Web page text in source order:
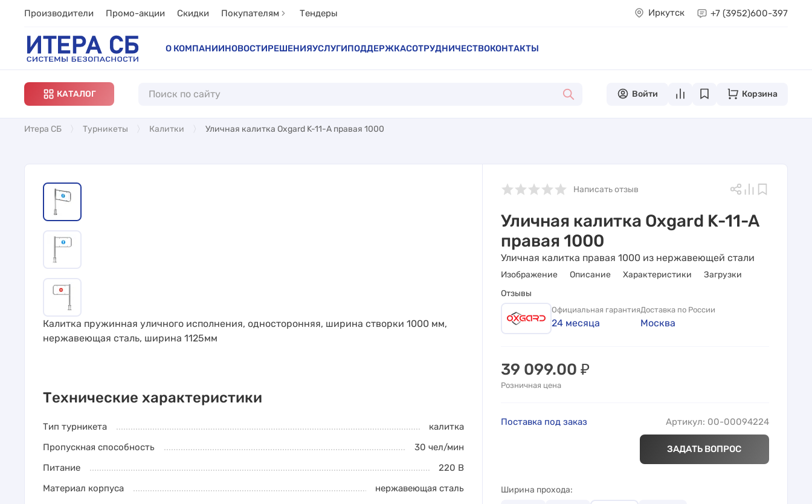
Производители Промо-акции Скидки Покупателям Тендеры Иркутск +7 (3952)600-397
О КОМПАНИИНОВОСТИРЕШЕНИЯУСЛУГИПОДДЕРЖКАСОТРУДНИЧЕСТВОКОНТАКТЫ
КАТАЛОГ Войти Корзина
Итера СБ Турникеты Калитки Уличная калитка Oxgard K-11-A правая 1000
Написать отзыв
Уличная калитка Oxgard K-11-A
правая 1000
Уличная калитка правая 1000 из нержавеющей стали
Изображение Описание Характеристики
Загрузки
Отзывы
Официальная гарантия
24 месяца
Доставка по России
Москва
39 099.00 ₽
Розничная цена
Поставка под заказ Артикул: 00-00094224
ЗАДАТЬ ВОПРОС
Ширина прохода
Калитка пружинная уличного исполнения, односторонняя, ширина створки 1000 мм,
нержавеющая сталь, ширина 1125мм
Технические характеристики
Тип турникета
калитка
Пропускная способность
30 чел/мин
Питание
220 В
Материал корпуса
нержавеющая сталь